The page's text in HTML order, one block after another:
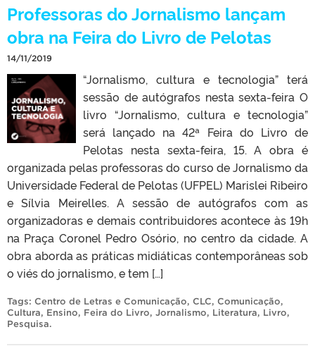
Professoras do Jornalismo lançam
obra na Feira do Livro de Pelotas
14/11/2019
“Jornalismo, cultura e tecnologia” terá
sessão de autógrafos nesta sexta-feira O
livro “Jornalismo, cultura e tecnologia”
será lançado na 42ª Feira do Livro de
Pelotas nesta sexta-feira, 15. A obra é
organizada pelas professoras do curso de Jornalismo da
Universidade Federal de Pelotas (UFPEL) Marislei Ribeiro
e Sílvia Meirelles. A sessão de autógrafos com as
organizadoras e demais contribuidores acontece às 19h
na Praça Coronel Pedro Osório, no centro da cidade. A
obra aborda as práticas midiáticas contemporâneas sob
o viés do jornalismo, e tem […]
Tags: Centro de Letras e Comunicação, CLC, Comunicação,
Cultura, Ensino, Feira do Livro, Jornalismo, Literatura, Livro,
Pesquisa.